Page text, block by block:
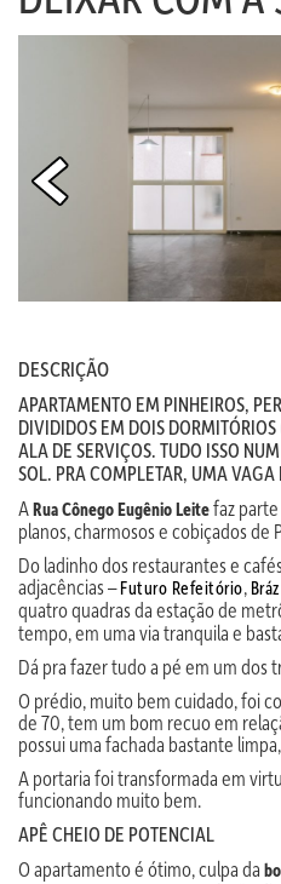
DESCRIÇÃO
APARTAMENTO EM PINHEIROS,
DIVIDIDOS EM DOIS
ALA DE SERVIÇOS. TUDO ISSO
SOL. PRA COMPLETAR, UMA
ARua Cônego Eugênio Leitefaz
planos, charmosos e cobiçados de
Do ladinho dos restaurantes e
adjacências –Futuro Refeitório,
quatro quadras da estação de
tempo, em uma via tranquila e
Dá pra fazer tudo a pé em um dos
O prédio, muito bem cuidado, foi
de 70, tem um bom recuo em
possui uma fachada bastante
A portaria foi transformada em
funcionando muito bem.
APÊ CHEIO DE POTENCIAL
O apartamento é ótimo, culpa da